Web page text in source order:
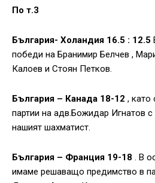
По т.3
България- Холандия 16.5 : 12.5
победи на Бранимир Белчев ,
Калоев и Стоян Петков.
България – Канада 18-12 , като
партии на адв.Божидар Игнатов
нашият шахматист.
България – Франция 19-18 . В
имаме решаващо предимство в